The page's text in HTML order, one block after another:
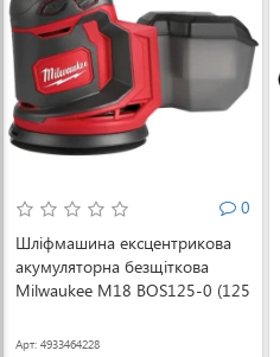
0
Шліфмашина ексцентрикова
акумуляторна безщіткова
Milwaukee M18 BOS125-0 (125
Арт: 4933464228